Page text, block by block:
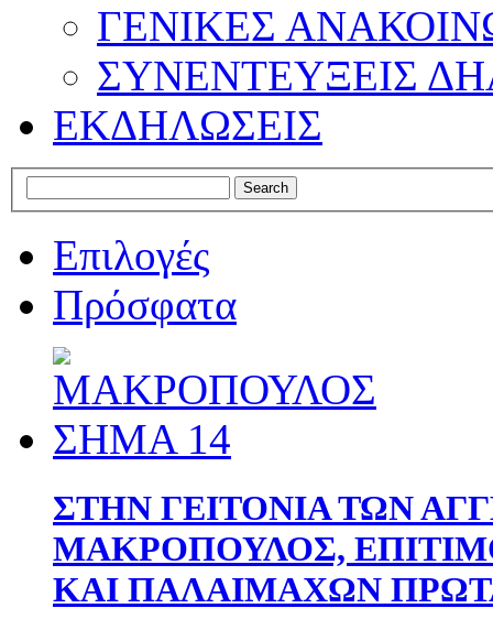
ΓΕΝΙΚΕΣ
ΣΥΝΕΝΤΕΥΞΕΙΣ
ΕΚΔΗΛΩΣΕΙΣ
Επιλογές
Πρόσφατα
ΣΤΗΝ ΓΕΙΤΟΝΙΑ ΤΩΝ
ΜΑΚΡΟΠΟΥΛΟΣ,
ΚΑΙ ΠΑΛΑΙΜΑΧΩΝ